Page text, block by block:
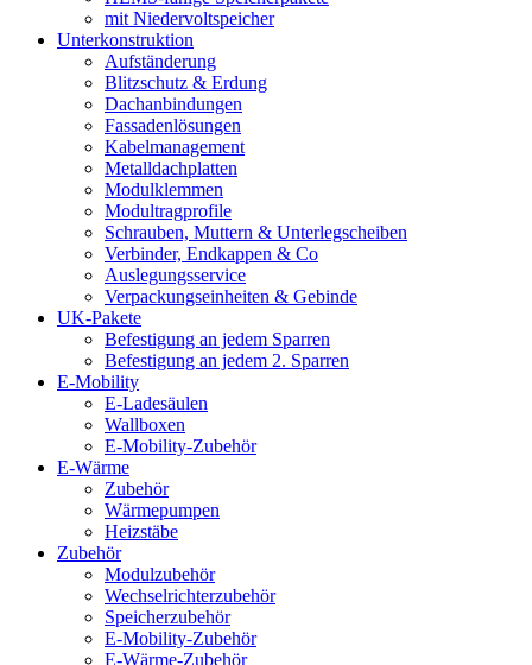
mit Niedervoltspeicher
Unterkonstruktion
Aufständerung
Blitzschutz & Erdung
Dachanbindungen
Fassadenlösungen
Kabelmanagement
Metalldachplatten
Modulklemmen
Modultragprofile
Schrauben, Muttern & Unterlegscheiben
Verbinder, Endkappen & Co
Auslegungsservice
Verpackungseinheiten & Gebinde
UK-Pakete
Befestigung an jedem Sparren
Befestigung an jedem 2. Sparren
E-Mobility
E-Ladesäulen
Wallboxen
E-Mobility-Zubehör
E-Wärme
Zubehör
Wärmepumpen
Heizstäbe
Zubehör
Modulzubehör
Wechselrichterzubehör
Speicherzubehör
E-Mobility-Zubehör
E-Wärme-Zubehör